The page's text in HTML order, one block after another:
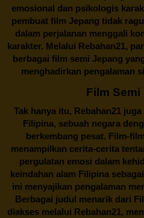
emosional dan psikologis
pembuat film Jepang tidak
dalam perjalanan menggali
karakter. Melalui Rebahan21,
berbagai film semi Jepang
menghadirkan pengalaman
Film
Tak hanya itu, Rebahan21juga
Filipina, sebuah negara
berkembang pesat. Film-
menampilkan cerita-cerita
pergulatan emosi dalam
keindahan alam Filipina
ini menyajikan pengalaman
Berbagai judul menarik dari
diakses melalui Rebahan21,